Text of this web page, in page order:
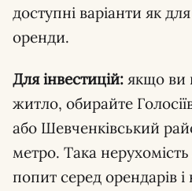
доступні варіанти як для
оренди.
Для інвестицій: якщо ви
житло, обирайте
або Шевченківський
метро. Така
попит серед орендарів